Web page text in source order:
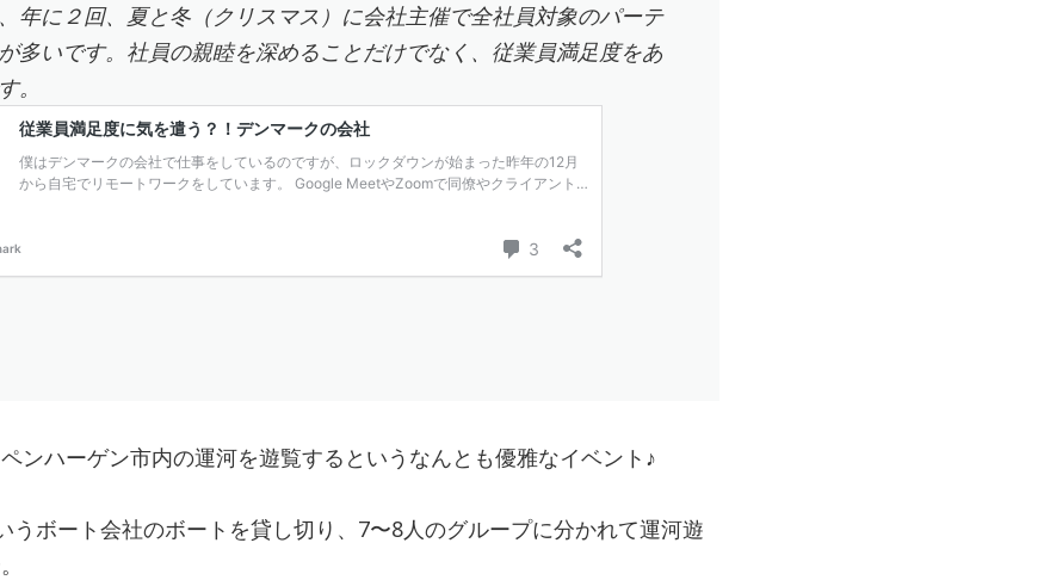
年に２回、夏と冬（クリスマス）に会社主催で全社員対象のパーテ
多いです。社員の親睦を深めることだけでなく、従業員満足度をあ
。
ンハーゲン市内の運河を遊覧するというなんとも優雅なイベント♪
うボート会社のボートを貸し切り、7〜8人のグループに分かれて運河遊